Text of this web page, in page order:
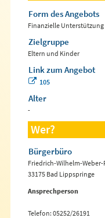
Form des Angebots
Finanzielle Unterstützung
Zielgruppe
Eltern und Kinder
Link zum Angebot
105
Alter
-
Wer?
Bürgerbüro
Friedrich-Wilhelm-Weber-
33175 Bad Lippspringe
Ansprechperson
Telefon: 05252/26191